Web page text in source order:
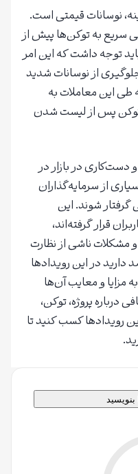
نوسانات قیمتی است.
سریع به توکن‌ها پیش از
توجه داشت که این امر
از نوسانات شدید
این معاملات به
پس از لیست شدن
دست‌کاری در بازار در
از سرمایه‌گذاران
شوند. این
قرار گرفته‌اند،
ناشی از نظارت
در این رویدادها
و معایب آن‌ها
درباره پروژه، توکن،
رویدادها کسب کنید تا